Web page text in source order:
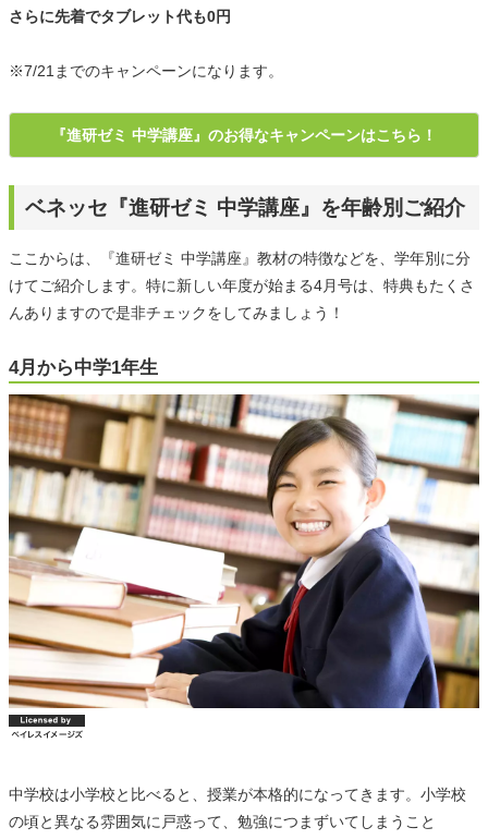
さらに先着でタブレット代も0円
※7/21までのキャンペーンになります。
『進研ゼミ 中学講座』のお得なキャンペーンはこちら！
ベネッセ『進研ゼミ 中学講座』を年齢別ご紹介
ここからは、『進研ゼミ 中学講座』教材の特徴などを、学年別に分
けてご紹介します。特に新しい年度が始まる4月号は、特典もたくさ
んありますので是非チェックをしてみましょう！
4月から中学1年生
中学校は小学校と比べると、授業が本格的になってきます。小学校
の頃と異なる雰囲気に戸惑って、勉強につまずいてしまうこと